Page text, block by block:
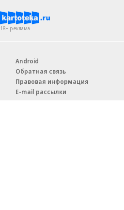
18+ реклама
Android
Обратная связь
Правовая информация
E-mail рассылки